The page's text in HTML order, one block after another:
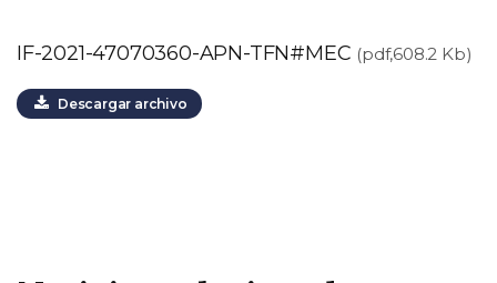
IF-2021-47070360-APN-TFN#MEC (pdf,608.2 Kb)
Descargar archivo